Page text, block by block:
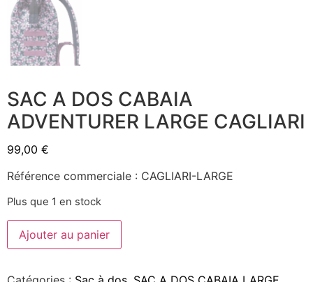
SAC A DOS CABAIA
ADVENTURER LARGE CAGLIARI
99,00 €
Référence commerciale : CAGLIARI-LARGE
Plus que 1 en stock
Ajouter au panier